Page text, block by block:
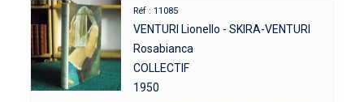
Réf : 11085
VENTURI Lionello - SKIRA-VENTURI
Rosabianca
COLLECTIF
1950